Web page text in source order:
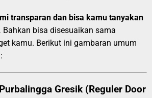
transparan dan bisa kamu tanyakan
Bahkan bisa disesuaikan sama
kamu. Berikut ini gambaran umum
Gresik (Reguler Door